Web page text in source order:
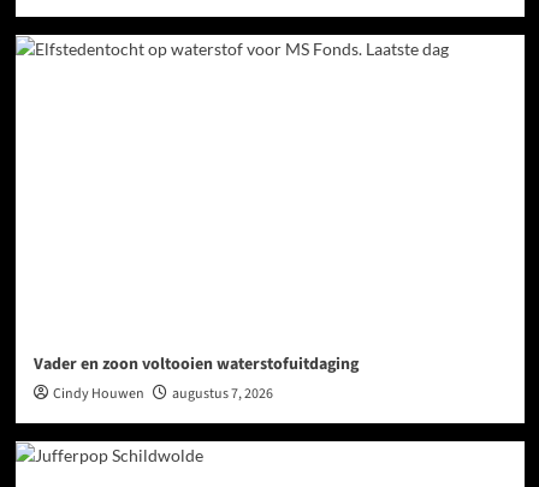
Vader en zoon voltooien waterstofuitdaging
Cindy Houwen augustus 7, 2026